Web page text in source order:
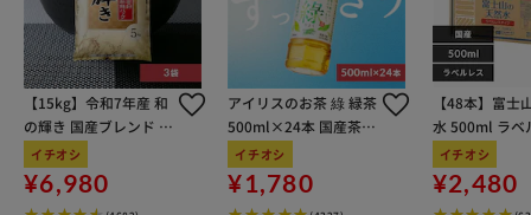
【15kg】令和7年産 和
の輝き 国産ブレンド 5
kg×3袋
イチオシ
¥6,980
アイリスのお茶 綠 緑茶
500ml×24本 国産茶葉
100％使用
イチオシ
¥1,780
【48本】富士
水 500ml ラベ
イチオシ
¥2,480